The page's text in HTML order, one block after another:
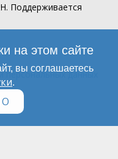
Поддерживается
данных
на этом сайте
вы соглашаетесь
.